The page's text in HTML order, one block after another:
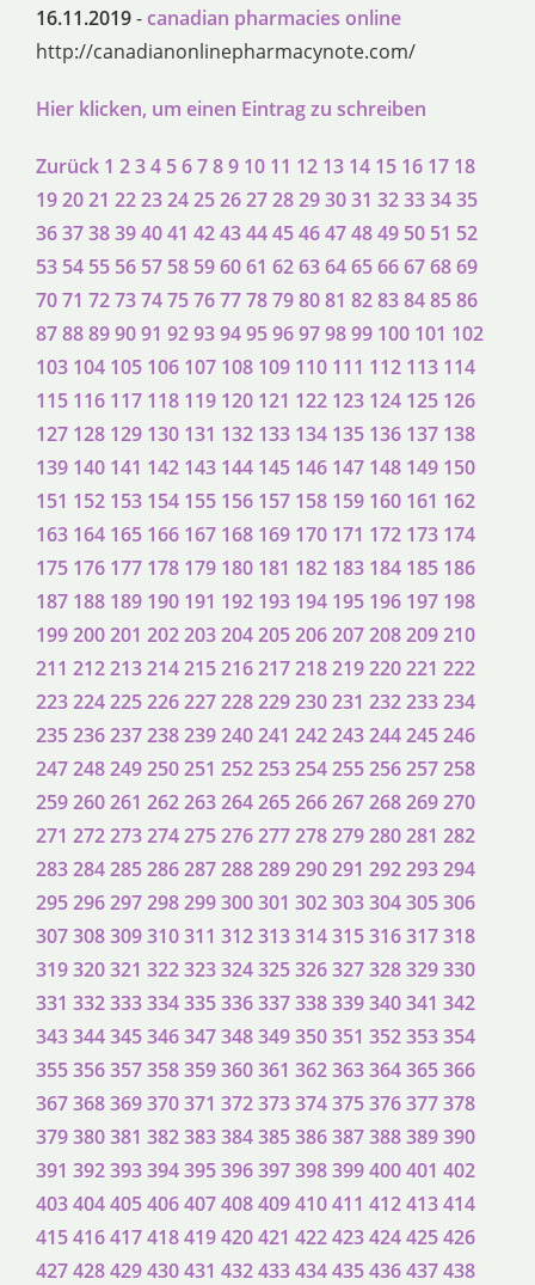
16.11.2019-canadian pharmacies online
http://canadianonlinepharmacynote.com/
Hier klicken, um einen Eintrag zu schreiben
Zurück 1 234 56789 10 11 12 13 14 15 16 17 18
192021 22232425262728293031 32333435
363738394041 4243444546474849 50 51 52
53 54 55 56 57 58 596061 6263646566676869
7071 72737475767778798081 8283848586
8788899091 9293949596979899 100 101 102
103 104 105 106 107 108 109 110 111 112 113 114
115 116 117 118 119 120 121 122 123 124 125 126
127 128 129 130 131 132 133 134 135 136 137 138
139 140 141 142 143 144 145 146 147 148 149 150
151 152 153 154 155 156 157 158 159 160 161 162
163 164 165 166 167 168 169 170 171 172 173 174
175 176 177 178 179 180 181 182 183 184 185 186
187 188 189 190 191 192 193 194 195 196 197 198
199200201 202203204205206207208209210
211 212213214215216217218219220221 222
223224225226227228229230231 232233234
235236237238239240241 242243244245246
247248249250251 252253254255256257258
259260261 262263264265266267268269270
271 272273274275276277278279280281 282
283284285286287288289290291 292293294
295296297298299300301 302303304305306
307308309310311 312313314315316317318
319320321 322323324325326327328329330
331 332333334335336337338339340341 342
343344345346347348349350351 352353354
355356357358359360361 362363364365366
367368369370371 372373374375376377378
379380381 382383384385386387388389390
391 392393394395396397398399400401 402
403404405406407408409410411 412413414
415416417418419420421 422423424425426
427428429430431 432433434435436437438